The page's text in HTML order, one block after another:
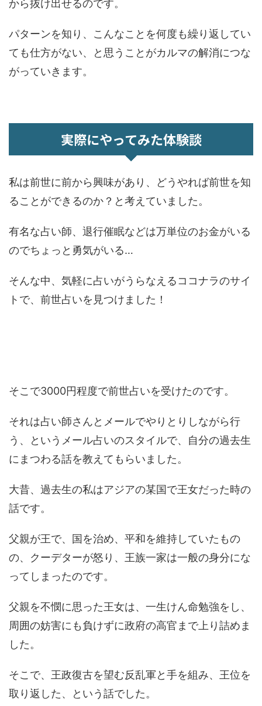
から抜け出せるのです。
パターンを知り、こんなことを何度も繰り返してい
ても仕方がない、と思うことがカルマの解消につな
がっていきます。
実際にやってみた体験談
私は前世に前から興味があり、どうやれば前世を知
ることができるのか？と考えていました。
有名な占い師、退行催眠などは万単位のお金がいる
のでちょっと勇気がいる…
そんな中、気軽に占いがうらなえるココナラのサイ
トで、前世占いを見つけました！
そこで3000円程度で前世占いを受けたのです。
それは占い師さんとメールでやりとりしながら行
う、というメール占いのスタイルで、自分の過去生
にまつわる話を教えてもらいました。
大昔、過去生の私はアジアの某国で王女だった時の
話です。
父親が王で、国を治め、平和を維持していたもの
の、クーデターが怒り、王族一家は一般の身分にな
ってしまったのです。
父親を不憫に思った王女は、一生けん命勉強をし、
周囲の妨害にも負けずに政府の高官まで上り詰めま
した。
そこで、王政復古を望む反乱軍と手を組み、王位を
取り返した、という話でした。